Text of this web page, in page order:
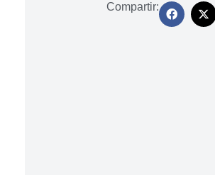
Compartir: